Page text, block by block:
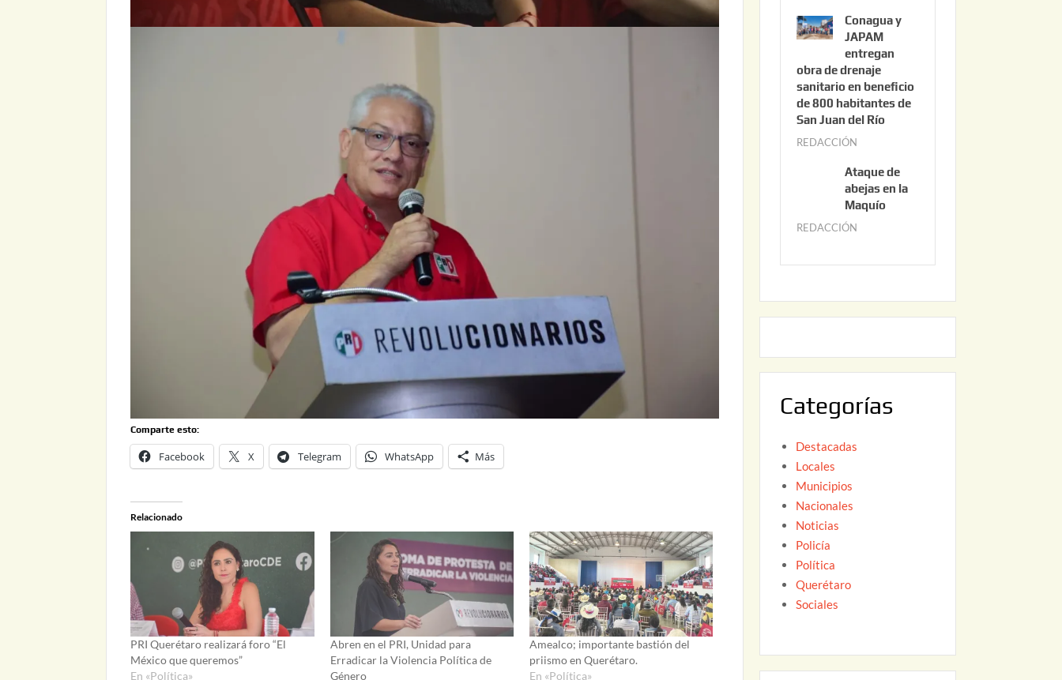
Comparte esto:
Facebook X Telegram WhatsApp Más
Relacionado
PRI Querétaro realizará foro “El
México que queremos”
En «Política»
Abren en el PRI, Unidad para
Erradicar la Violencia Política de
Género
Amealco; importante bastión del
priismo en Querétaro.
En «Política»
0
2
6
n
i
o
3
0
0
2
6
Conagua y
JAPAM
entregan
obra de drenaje
sanitario en beneficio
de 800 habitantes de
San Juan del Río
REDACCIÓN
n
i
0
2
Ataque de
abejas en la
Maquío
REDACCIÓN
y
2
Categorías
Destacadas
Locales
Municipios
Nacionales
Noticias
Policía
Política
Querétaro
Sociales